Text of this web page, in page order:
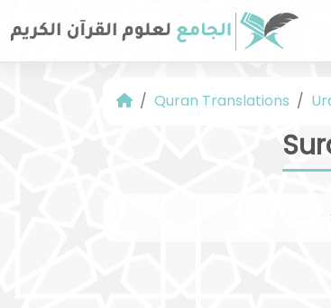
Quran Translations